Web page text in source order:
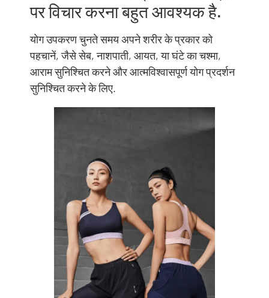
पर विचार करना बहुत आवश्यक है.
योग उपकरण चुनते समय अपने शरीर के प्रकार को
पहचानें, जैसे सेब, नाशपाती, आयत, या घंटे का चश्मा,
आराम सुनिश्चित करने और आत्मविश्वासपूर्ण योग प्रदर्शन
सुनिश्चित करने के लिए.